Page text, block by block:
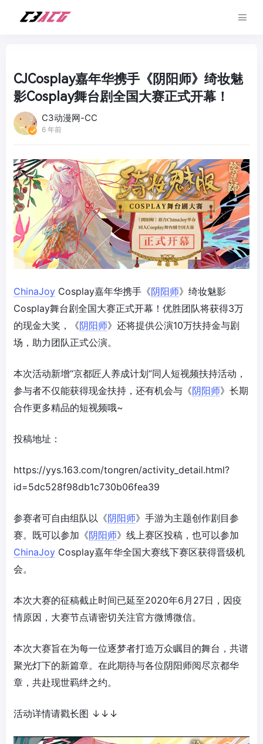
CJCosplay嘉年华携手《阴阳师》绮妆魅
影Cosplay舞台剧全国大赛正式开幕！
C3动漫网-CC
6 年前
ChinaJoy Cosplay嘉年华携手《阴阳师》绮妆魅影
Cosplay舞台剧全国大赛正式开幕！优胜团队将获得3万
的现金大奖，《阴阳师》还将提供公演10万扶持金与剧
场，助力团队正式公演。
本次活动新增“京都匠人养成计划”同人短视频扶持活动，
参与者不仅能获得现金扶持，还有机会与《阴阳师》长期
合作更多精品的短视频哦~
投稿地址：
https://yys.163.com/tongren/activity_detail.html?
id=5dc528f98db1c730b06fea39
参赛者可自由组队以《阴阳师》手游为主题创作剧目参
赛。既可以参加《阴阳师》线上赛区投稿，也可以参加
ChinaJoy Cosplay嘉年华全国大赛线下赛区获得晋级机
会。
本次大赛的征稿截止时间已延至2020年6月27日，因疫
情原因，大赛节点请密切关注官方微博微信。
本次大赛旨在为每一位逐梦者打造万众瞩目的舞台，共谱
聚光灯下的新篇章。在此期待与各位阴阳师阅尽京都华
章，共赴现世羁绊之约。
活动详情请戳长图 ↓↓↓